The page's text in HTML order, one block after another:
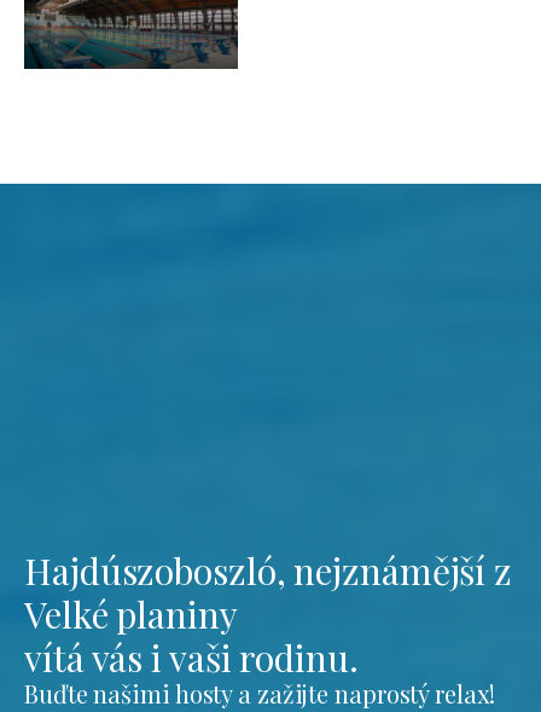
Hajdúszoboszló, nejznámější z
Velké planiny
vítá vás i vaši rodinu.
Buďte našimi hosty a zažijte naprostý relax!